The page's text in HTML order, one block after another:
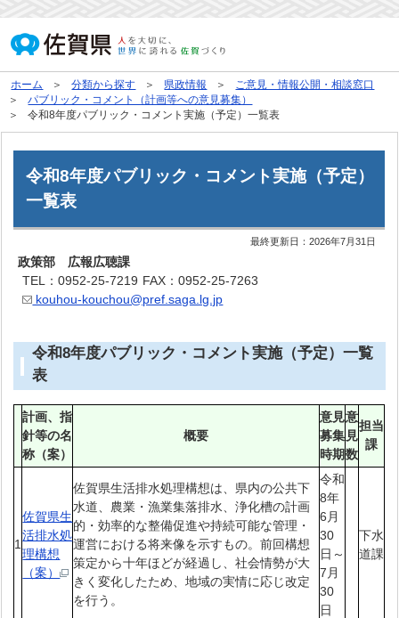
ホーム 分類から探す 県政情報
ご意見・情報公開・相談窓口
パブリック・コメント（計画等への意見募集）
令和8年度パブリック・コメント実施（予定）一覧表
令和8年度パブリック・コメント実施（予定）
一覧表
最終更新日：2026年7月31日
政策部 広報広聴課
TEL：0952-25-7219 FAX：0952-25-7263
kouhou-kouchou@pref.saga.lg.jp
令和8年度パブリック・コメント実施（予定）一覧
表
計画、指
針等の名
称（案）
概要
意見
募集
時期
意
見
数
担当
課
1
佐賀県生
活排水処
理構想
（案）
佐賀県生活排水処理構想は、県内の公共下
水道、農業・漁業集落排水、浄化槽の計画
的・効率的な整備促進や持続可能な管理・
運営における将来像を示すもの。前回構想
策定から十年ほどが経過し、社会情勢が大
きく変化したため、地域の実情に応じ改定
を行う。
令和
8年
6月
30
日～
7月
30
日
下水
道課